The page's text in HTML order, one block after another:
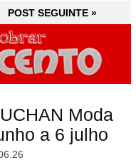
POST SEGUINTE »
Moda
a 6 julho
POST SEGUINTE »